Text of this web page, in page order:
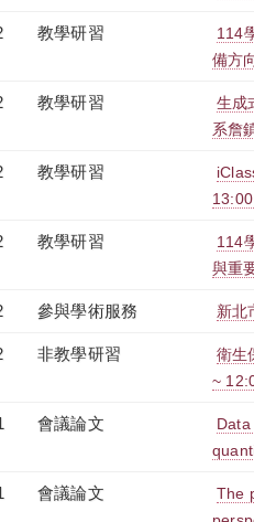
教學研習
114
備方
教學研習
生成
系詹
教學研習
教學研習
114
與重
參與學術服務 新北
非教學研習
衛生
~
會議論文
會議論文
The